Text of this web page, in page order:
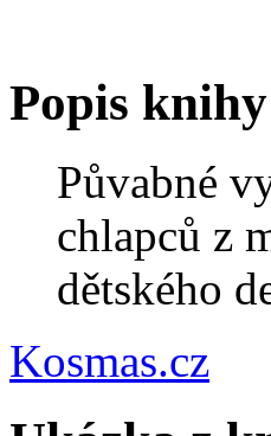
Popis knihy
Půvabné
chlapců z
dětského
Kosmas.cz